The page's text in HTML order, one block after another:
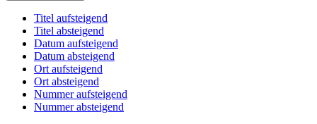
Titel aufsteigend
Titel absteigend
Datum aufsteigend
Datum absteigend
Ort aufsteigend
Ort absteigend
Nummer aufsteigend
Nummer absteigend